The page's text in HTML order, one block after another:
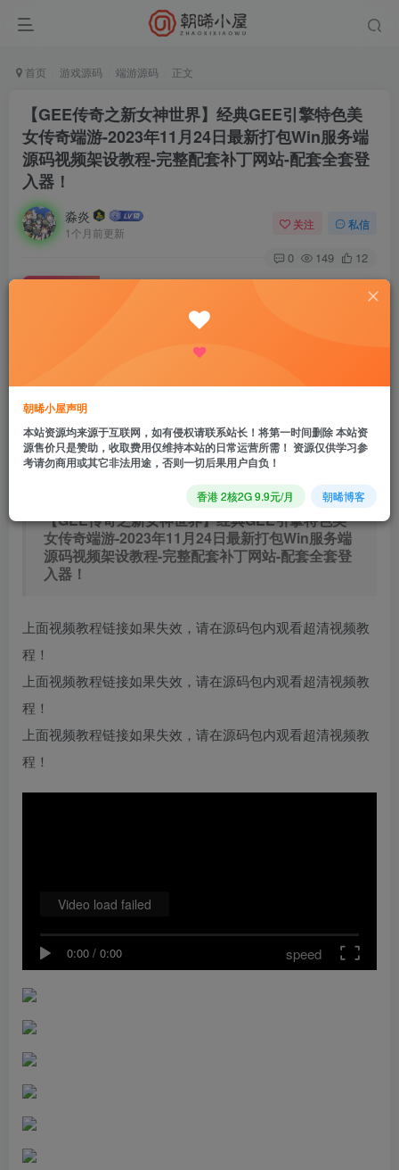
首页 游戏源码 端游源码 正文
【GEE传奇之新女神世界】经典GEE引擎特色美
女传奇端游-2023年11月24日最新打包Win服务端
源码视频架设教程-完整配套补丁网站-配套全套登
入器！
淼炎
1个月前更新
关注 私信
0 149 12
此内容为付费资源，请付费后查看
普通会员R0.9 超级会员免费
立即购买
您当前未登录！建议登陆后购买，可保存购买订单
付费资源
【GEE传奇之新女神世界】经典GEE引擎特色美
女传奇端游-2023年11月24日最新打包Win服务端
源码视频架设教程-完整配套补丁网站-配套全套登
入器！
上面视频教程链接如果失效，请在源码包内观看超清视频教
程！
上面视频教程链接如果失效，请在源码包内观看超清视频教
程！
上面视频教程链接如果失效，请在源码包内观看超清视频教
程！
0:00 / 0:00 speed
Video load failed
朝晞小屋声明
本站资源均来源于互联网，如有侵权请联系站长！将第一时间删除 本站资
源售价只是赞助，收取费用仅维持本站的日常运营所需！ 资源仅供学习参
考请勿商用或其它非法用途，否则一切后果用户自负！
香港 2核2G 9.9元/月 朝晞博客